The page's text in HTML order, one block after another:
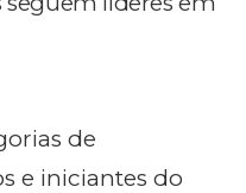
de
e iniciantes do